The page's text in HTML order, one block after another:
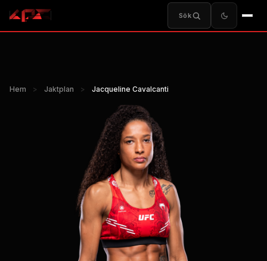
Sök
Hem > Jaktplan > Jacqueline Cavalcanti